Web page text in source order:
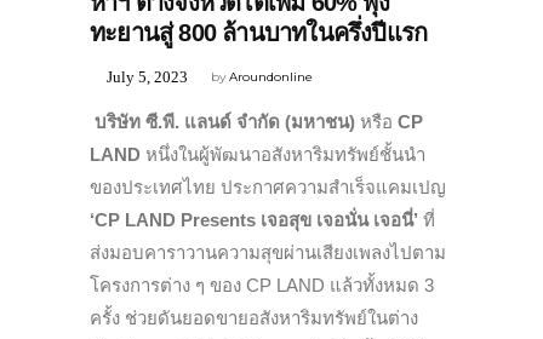
ทะยานสู่ 800 ล้านบาทในครึ่งปีแรก
byAroundonline
July 5, 2023
บริษัท ซี.พี. แลนด์ จำกัด (มหาชน) หรือ CP
LAND หนึ่งในผู้พัฒนาอสังหาริมทรัพย์ชั้นนำ
ของประเทศไทย ประกาศความสำเร็จแคมเปญ
‘CP LAND Presents เจอสุข เจอนั่น เจอนี่’ ที่
ส่งมอบคาราวานความสุขผ่านเสียงเพลงไปตาม
โครงการต่าง ๆ ของ CP LAND แล้วทั้งหมด 3
ครั้ง ช่วยดันยอดขายอสังหาริมทรัพย์ในต่าง